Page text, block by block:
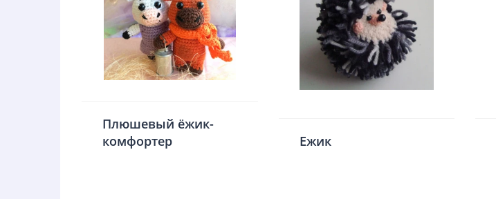
Плюшевый ёжик-
комфортер
Ежик